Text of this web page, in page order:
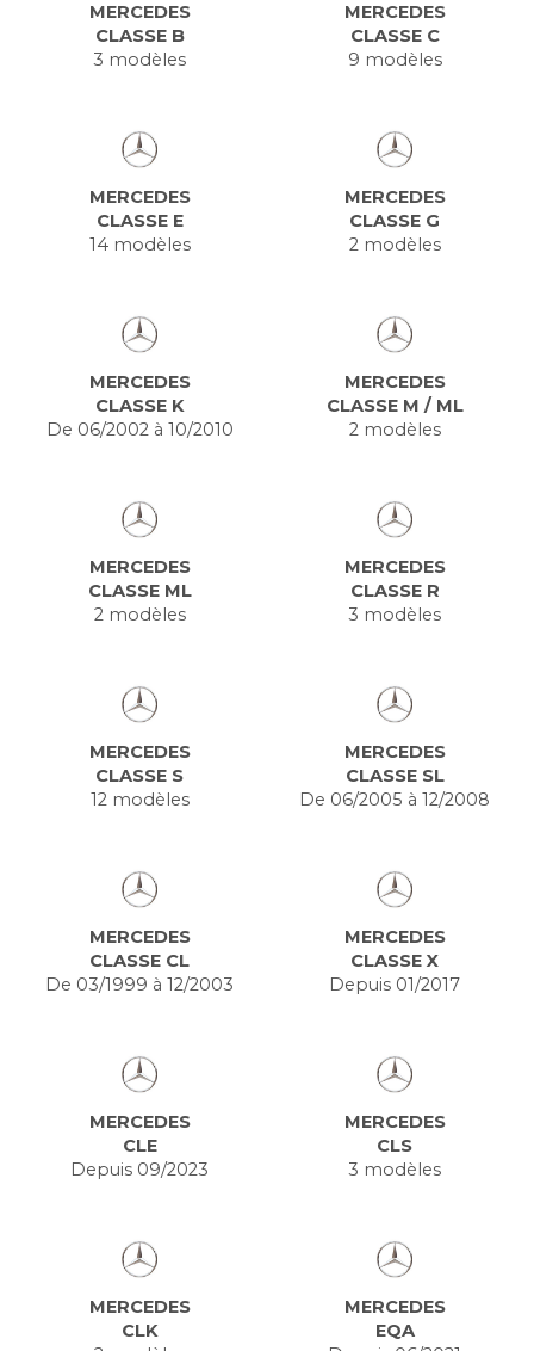
MERCEDES
CLASSE B
3 modèles
MERCEDES
CLASSE C
9 modèles
MERCEDES
CLASSE E
14 modèles
MERCEDES
CLASSE G
2 modèles
MERCEDES
CLASSE K
De 06/2002 à 10/2010
MERCEDES
CLASSE M / ML
2 modèles
MERCEDES
CLASSE ML
2 modèles
MERCEDES
CLASSE R
3 modèles
MERCEDES
CLASSE S
12 modèles
MERCEDES
CLASSE SL
De 06/2005 à 12/2008
MERCEDES
CLASSE CL
De 03/1999 à 12/2003
MERCEDES
CLASSE X
Depuis 01/2017
MERCEDES
CLE
Depuis 09/2023
MERCEDES
CLS
3 modèles
MERCEDES
CLK
MERCEDES
EQA